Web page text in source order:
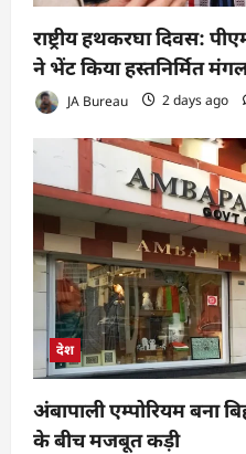
राष्ट्रीय हथकरघा दिवस:
ने भेंट किया हस्तनिर्मित
JA Bureau 2 days ago
देश
अंबापाली एम्पोरियम बना
के बीच मजबूत कड़ी